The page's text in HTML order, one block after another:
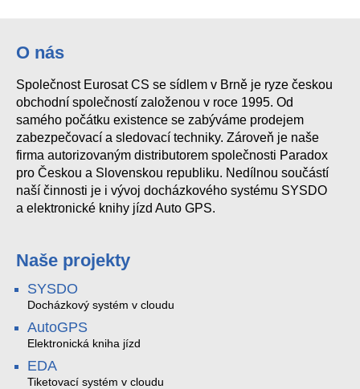
O nás
Společnost Eurosat CS se sídlem v Brně je ryze českou
obchodní společností založenou v roce 1995. Od
samého počátku existence se zabýváme prodejem
zabezpečovací a sledovací techniky. Zároveň je naše
firma autorizovaným distributorem společnosti Paradox
pro Českou a Slovenskou republiku. Nedílnou součástí
naší činnosti je i vývoj docházkového systému SYSDO
a elektronické knihy jízd Auto GPS.
Naše projekty
SYSDO
Docházkový systém v cloudu
AutoGPS
Elektronická kniha jízd
EDA
Tiketovací systém v cloudu